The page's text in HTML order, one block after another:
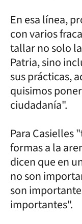
En esa línea,
con varios
tallar no solo
Patria, sino
sus prácticas,
quisimos
ciudadanía".
Para Casielles
formas a la
dicen que en
no son
son
importantes".